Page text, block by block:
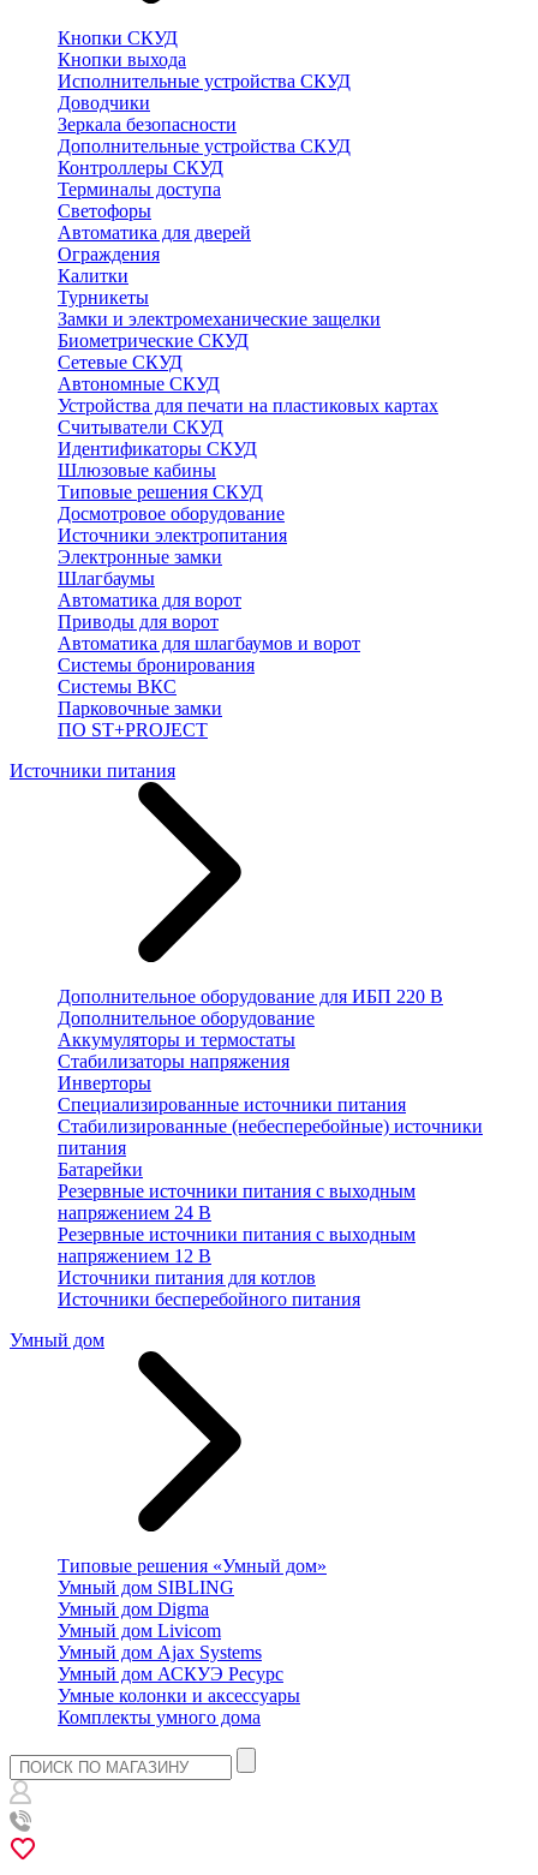
Кнопки СКУД
Кнопки выхода
Исполнительные устройства СКУД
Доводчики
Зеркала безопасности
Дополнительные устройства СКУД
Контроллеры СКУД
Терминалы доступа
Светофоры
Автоматика для дверей
Ограждения
Калитки
Турникеты
Замки и электромеханические защелки
Биометрические СКУД
Сетевые СКУД
Автономные СКУД
Устройства для печати на пластиковых картах
Считыватели СКУД
Идентификаторы СКУД
Шлюзовые кабины
Типовые решения СКУД
Досмотровое оборудование
Источники электропитания
Электронные замки
Шлагбаумы
Автоматика для ворот
Приводы для ворот
Автоматика для шлагбаумов и ворот
Системы бронирования
Системы ВКС
Парковочные замки
ПО ST+PROJECT
Источники питания
Дополнительное оборудование для ИБП 220 В
Дополнительное оборудование
Аккумуляторы и термостаты
Стабилизаторы напряжения
Инверторы
Специализированные источники питания
Стабилизированные (небесперебойные) источники
питания
Батарейки
Резервные источники питания с выходным
напряжением 24 В
Резервные источники питания с выходным
напряжением 12 В
Источники питания для котлов
Источники бесперебойного питания
Умный дом
Типовые решения «Умный дом»
Умный дом SIBLING
Умный дом Digma
Умный дом Livicom
Умный дом Ajax Systems
Умный дом АСКУЭ Ресурс
Умные колонки и аксессуары
Комплекты умного дома